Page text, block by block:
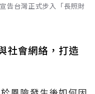
告台灣正式步入「長照財
社會網絡，打造